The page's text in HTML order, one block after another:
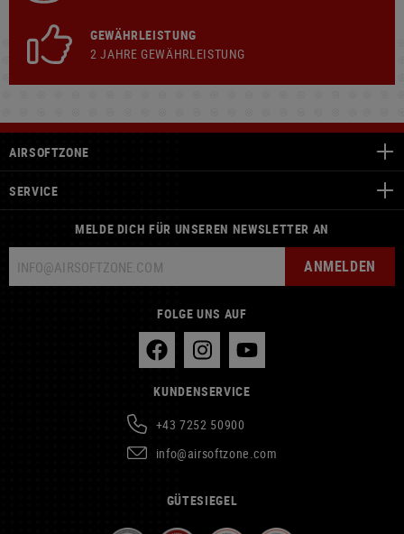
GEWÄHRLEISTUNG
2 JAHRE GEWÄHRLEISTUNG
AIRSOFTZONE
SERVICE
MELDE DICH FÜR UNSEREN NEWSLETTER AN
ANMELDEN
FOLGE UNS AUF
KUNDENSERVICE
+43 7252 50900
info@airsoftzone.com
GÜTESIEGEL